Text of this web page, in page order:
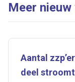
Meer
Aantal
deel